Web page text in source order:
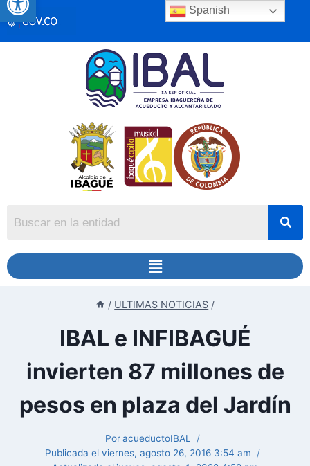
/ ULTIMAS NOTICIAS /
IBAL e INFIBAGUÉ
invierten 87 millones de
pesos en plaza del Jardín
PoracueductoIBAL
Publicada el viernes, agosto 26, 2016 3:54 am
Spanish